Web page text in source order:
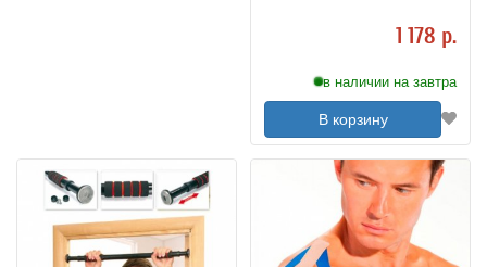
1 178 р.
в наличии на завтра
В корзину